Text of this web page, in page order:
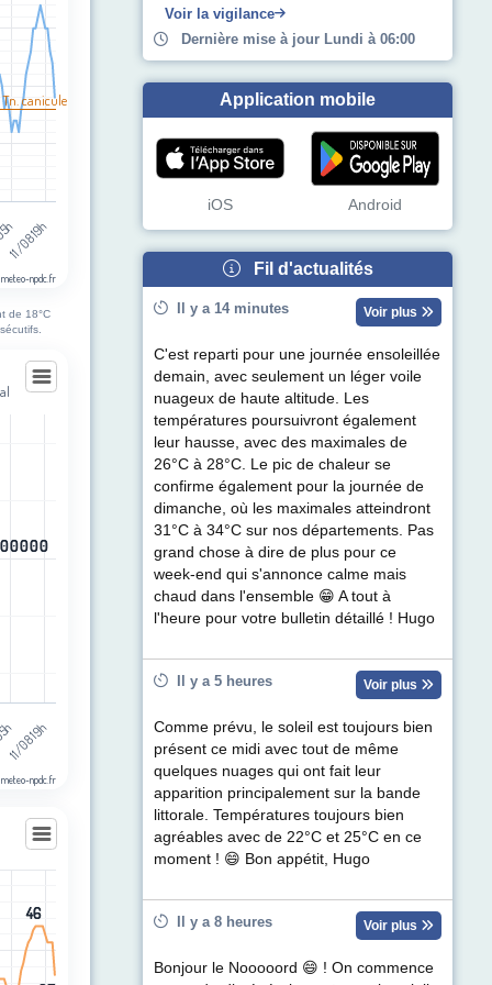
11/08 19h
meteo-npdc.fr
Tn. canicule
de 18°C
de précipitations (mm). Data ranges from -0.5 to 0.5.
0
00
00
00
00
0
11/08 19h
meteo-npdc.fr
(km/h). Data ranges from 4 to 46.
46
46
Voir la vigilance
Dernière mise à jour Lundi à 06:00
Application mobile
iOS Android
Fil d'actualités
Il y a 14 minutes Voir plus
C'est reparti pour une journée ensoleillée
demain, avec seulement un léger voile
nuageux de haute altitude. Les
températures poursuivront également
leur hausse, avec des maximales de
26°C à 28°C. Le pic de chaleur se
confirme également pour la journée de
dimanche, où les maximales atteindront
31°C à 34°C sur nos départements. Pas
grand chose à dire de plus pour ce
week-end qui s'annonce calme mais
chaud dans l'ensemble 😁 A tout à
l'heure pour votre bulletin détaillé ! Hugo
Il y a 5 heures Voir plus
Comme prévu, le soleil est toujours bien
présent ce midi avec tout de même
quelques nuages qui ont fait leur
apparition principalement sur la bande
littorale. Températures toujours bien
agréables avec de 22°C et 25°C en ce
moment ! 😄 Bon appétit, Hugo
Il y a 8 heures Voir plus
Bonjour le Nooooord 😄 ! On commence